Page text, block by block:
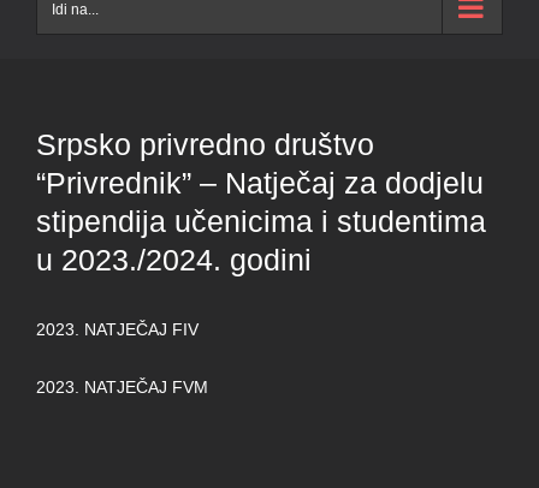
Idi na...
Srpsko privredno društvo
“Privrednik” – Natječaj za dodjelu
stipendija učenicima i studentima
u 2023./2024. godini
2023. NATJEČAJ FIV
2023. NATJEČAJ FVM